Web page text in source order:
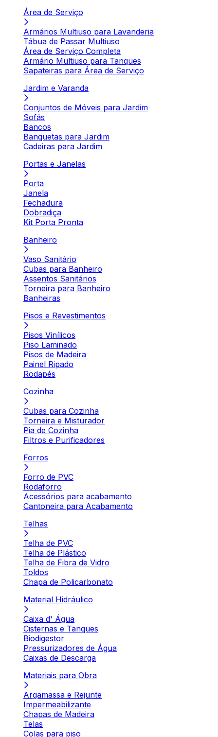
Área de Serviço
Armários Multiuso para Lavanderia
Tábua de Passar Multiuso
Área de Serviço Completa
Armário Multiuso para Tanques
Sapateiras para Área de Serviço
Jardim e Varanda
Conjuntos de Móveis para Jardim
Sofás
Bancos
Banquetas para Jardim
Cadeiras para Jardim
Portas e Janelas
Porta
Janela
Fechadura
Dobradiça
Kit Porta Pronta
Banheiro
Vaso Sanitário
Cubas para Banheiro
Assentos Sanitários
Torneira para Banheiro
Banheiras
Pisos e Revestimentos
Pisos Vinílicos
Piso Laminado
Pisos de Madeira
Painel Ripado
Rodapés
Cozinha
Cubas para Cozinha
Torneira e Misturador
Pia de Cozinha
Filtros e Purificadores
Forros
Forro de PVC
Rodaforro
Acessórios para acabamento
Cantoneira para Acabamento
Telhas
Telha de PVC
Telha de Plástico
Telha de Fibra de Vidro
Toldos
Chapa de Policarbonato
Material Hidráulico
Caixa d' Água
Cisternas e Tanques
Biodigestor
Pressurizadores de Água
Caixas de Descarga
Materiais para Obra
Argamassa e Rejunte
Impermeabilizante
Chapas de Madeira
Telas
Colas para piso